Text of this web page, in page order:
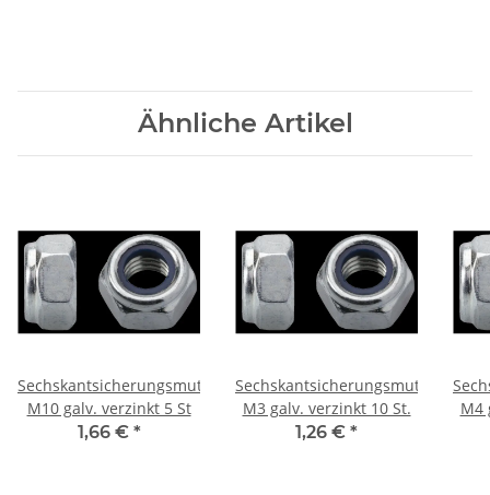
Ähnliche Artikel
Sechskantsicherungsmuttern
M10 galv. verzinkt 5 St
1,66 € *
Sechskantsicherungsmuttern
M3 galv. verzinkt 10 St.
1,26 € *
M4